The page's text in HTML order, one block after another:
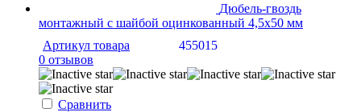
Дюбель-гвоздь
монтажный с шайбой оцинкованный 4,5х50 мм
Артикул товара
455015
0 отзывов
Сравнить